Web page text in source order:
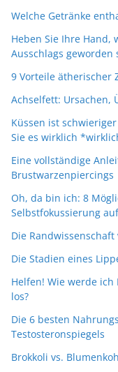
Welche Getränke
Heben Sie Ihre Hand,
Ausschlags geworden
9 Vorteile ätherischer
Achselfett: Ursachen,
Küssen ist
Sie es wirklich
Eine vollständige
Brustwarzenpiercings
Oh, da bin ich: 8
Selbstfokussierung
Die
Die Stadien eines
Helfen! Wie werde
los?
Die 6 besten
Testosteronspiegels
Brokkoli vs.